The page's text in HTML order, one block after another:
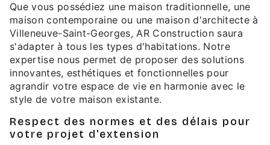
Que vous possédiez une maison traditionnelle, une
maison contemporaine ou une maison d'architecte à
Villeneuve-Saint-Georges, AR Construction saura
s'adapter à tous les types d'habitations. Notre
expertise nous permet de proposer des solutions
innovantes, esthétiques et fonctionnelles pour
agrandir votre espace de vie en harmonie avec le
style de votre maison existante.
Respect des normes et des délais pour
votre projet d'extension